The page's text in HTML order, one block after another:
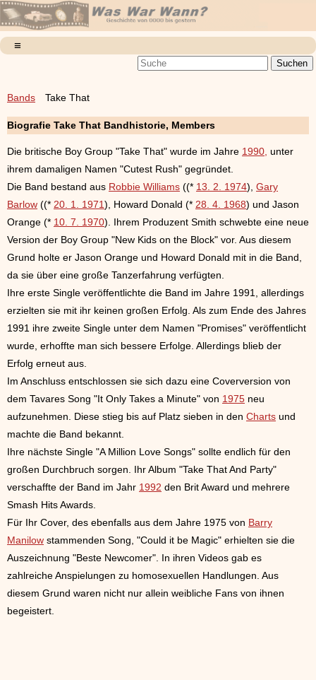
Bands Take That
Biografie Take That Bandhistorie, Members
Die britische Boy Group "Take That" wurde im Jahre 1990, unter
ihrem damaligen Namen "Cutest Rush" gegründet.
Die Band bestand aus Robbie Williams ((* 13. 2. 1974), Gary
Barlow ((* 20. 1. 1971), Howard Donald (* 28. 4. 1968) und Jason
Orange (* 10. 7. 1970). Ihrem Produzent Smith schwebte eine neue
Version der Boy Group "New Kids on the Block" vor. Aus diesem
Grund holte er Jason Orange und Howard Donald mit in die Band,
da sie über eine große Tanzerfahrung verfügten.
Ihre erste Single veröffentlichte die Band im Jahre 1991, allerdings
erzielten sie mit ihr keinen großen Erfolg. Als zum Ende des Jahres
1991 ihre zweite Single unter dem Namen "Promises" veröffentlicht
wurde, erhoffte man sich bessere Erfolge. Allerdings blieb der
Erfolg erneut aus.
Im Anschluss entschlossen sie sich dazu eine Coverversion von
dem Tavares Song "It Only Takes a Minute" von 1975 neu
aufzunehmen. Diese stieg bis auf Platz sieben in den Charts und
machte die Band bekannt.
Ihre nächste Single "A Million Love Songs" sollte endlich für den
großen Durchbruch sorgen. Ihr Album "Take That And Party"
verschaffte der Band im Jahr 1992 den Brit Award und mehrere
Smash Hits Awards.
Für Ihr Cover, des ebenfalls aus dem Jahre 1975 von Barry
Manilow stammenden Song, "Could it be Magic" erhielten sie die
Auszeichnung "Beste Newcomer". In ihren Videos gab es
zahlreiche Anspielungen zu homosexuellen Handlungen. Aus
diesem Grund waren nicht nur allein weibliche Fans von ihnen
begeistert.